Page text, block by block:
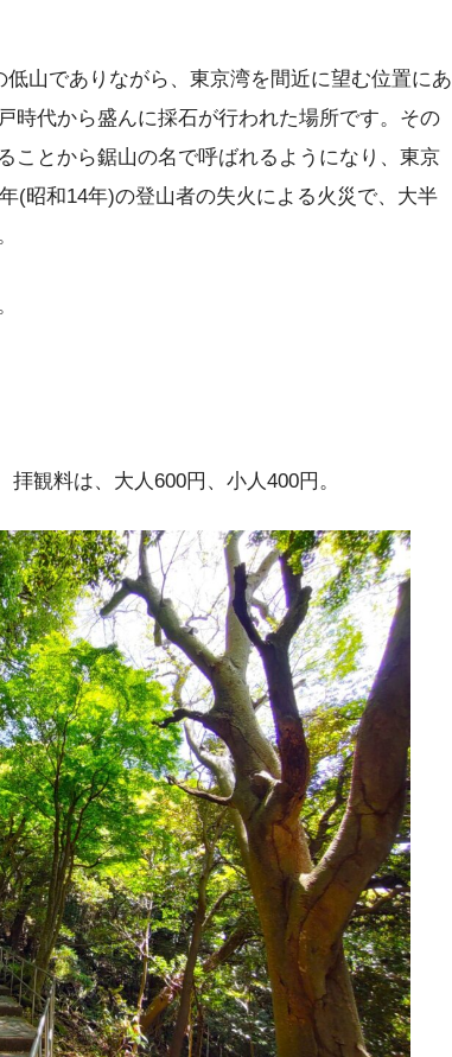
山でありながら、東京湾を間近に望む位置にあ
時代から盛んに採石が行われた場所です。その
ことから鋸山の名で呼ばれるようになり、東京
(昭和14年)の登山者の失火による火災で、大半
観料は、大人600円、小人400円。